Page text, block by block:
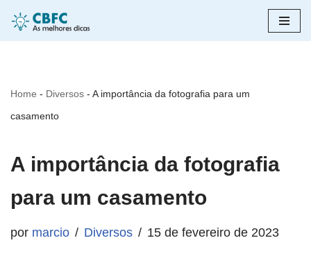
Pular
Home - Diversos - A importância da fotografia para um
casamento
A importância da fotografia
para um casamento
por marcio Diversos 15 de fevereiro de 2023